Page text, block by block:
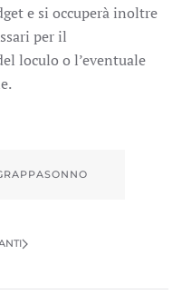
e si occuperà inoltre
per il
loculo o l’eventuale